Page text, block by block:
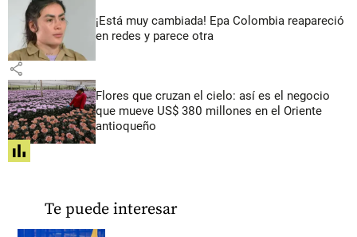
¡Está muy cambiada! Epa Colombia reapareció
en redes y parece otra
share
Flores que cruzan el cielo: así es el negocio
que mueve US$ 380 millones en el Oriente
antioqueño
share
Te puede interesar